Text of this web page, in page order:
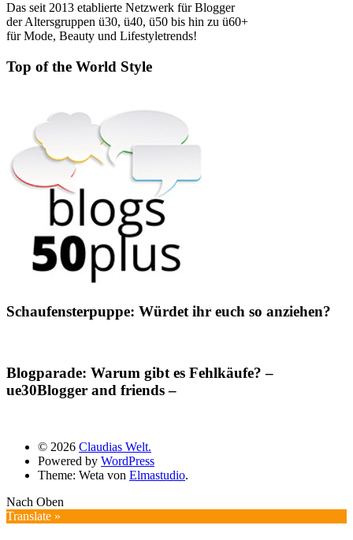
Das seit 2013 etablierte Netzwerk für Blogger
der Altersgruppen ü30, ü40, ü50 bis hin zu ü60+
für Mode, Beauty und Lifestyletrends!
Top of the World Style
Schaufensterpuppe: Würdet ihr euch so anziehen?
Blogparade: Warum gibt es Fehlkäufe? –
ue30Blogger and friends –
© 2026 Claudias Welt.
Powered by WordPress
Theme: Weta von Elmastudio.
Nach Oben
Translate »